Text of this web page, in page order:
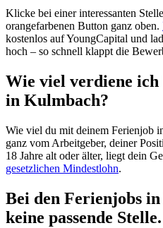
Klicke bei einer interessanten
orangefarbenen Button ganz oben.
kostenlos auf YoungCapital und
hoch – so schnell klappt die
Wie viel verdiene
in Kulmbach?
Wie viel du mit deinem Ferienjob
ganz vom Arbeitgeber, deiner
18 Jahre alt oder älter, liegt dein
gesetzlichen Mindestlohn.
Bei den Ferienjobs
keine passende